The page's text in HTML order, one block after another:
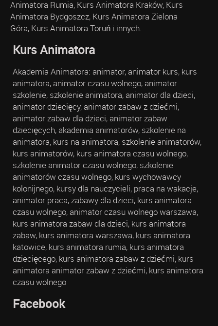
Animatora Rumia, Kurs Animatora Kraków, Kurs
Animatora Bydgoszcz, Kurs Animatora Zielona
Góra, Kurs Animatora Toruń i innych.
Kurs Animatora
Akademia Animatora: animator, animator kurs, kurs
animatora, animator czasu wolnego, animator
szkolenie, szkolenie animatora, animator dla dzieci,
animator dziecięcy, animator zabaw z dziećmi,
animator zabaw dla dzieci, animator zabaw
dziecięcych, akademia animatorów, szkolenie na
animatora, kurs na animatora, szkolenie animatorów,
kurs animatorów, kurs animatora czasu wolnego,
szkolenie animator czasu wolnego, szkolenie
animatorów czasu wolnego, kurs wychowawcy
kolonijnego, kursy dla nauczycieli, praca na wakacje,
animator praca, zabawy dla dzieci, kurs animatora
czasu wolnego, animator czasu wolnego warszawa,
kurs animatora zabaw dla dzieci, kurs animatora
zabaw, kurs animatora warszawa, kurs animatora
katowice, kurs animatora rumia, kurs animatora
dziecięcego, kurs animatora zabaw z dziećmi, kurs
animatora animator zabaw z dziećmi, kurs animatora
czasu wolnego
Facebook